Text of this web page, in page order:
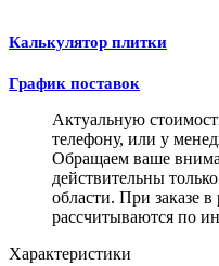
Калькулятор плитки
График поставок
Актуальную
телефону, или у
Обращаем ваше
действительны
области. При заказе
рассчитываются по
Характеристики